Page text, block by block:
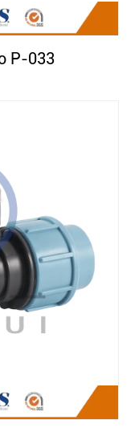
P-033